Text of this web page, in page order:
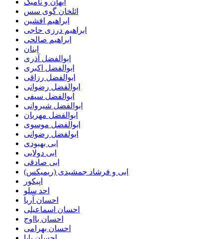
آیهان و نامیک
ائلخان گوی سس
ابراهیم افشین
ابراهیم درزی حاجی
ابراهیم صالحی
ابنان
ابوالفضل آذری
ابوالفضل اکبری
ابوالفضل رزاقی
ابوالفضل رضوانی
ابوالفضل سیفی
ابوالفضل شیروانی
ابوالفضل مهربان
ابوالفضل موسوی
ابولفضل رضوانی
ابی بهبودی
ابی دولابی
ابی صادقی
ابی و فرشاد جمشیدی (ریمیکس)
اپیکور
احد سلو
احسان آریا
احسان اسماعیلی
احسان بااوج
احسان بهرامی